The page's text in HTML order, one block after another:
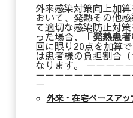
外来感染対策向上加
おいて、発熱その他
て適切な感染防止対
った場合、 「発熱患
回に限り20点を加算
は患者様の負担割合
なります。 －－－－
－－－－－－－－－
－
外来・在宅ベースア